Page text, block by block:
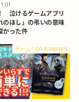
泣けるゲームアプリ
のほし」の弔いの意味
かった件
ゲーム｜GG.BANAYAN